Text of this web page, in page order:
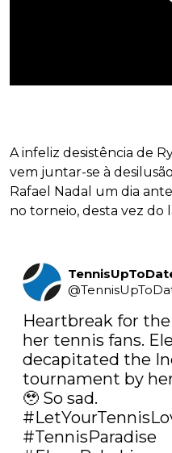
A infeliz desistência de
vem juntar-se à
Rafael Nadal um dia
no torneio, desta vez do
@
Heartbreak for the
her tennis fans.
decapitated the
tournament by
#TennisParadise